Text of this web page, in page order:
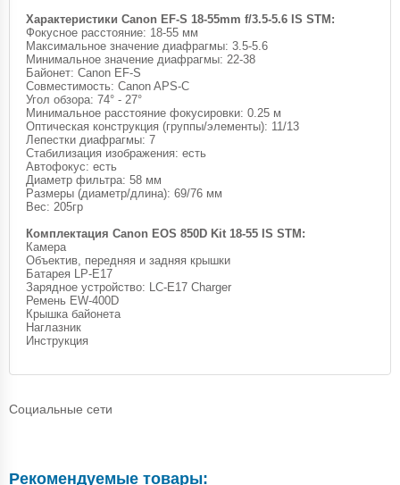
Характеристики Canon EF-S 18-55mm f/3.5-5.6 IS STM:
Фокусное расстояние: 18-55 мм
Максимальное значение диафрагмы: 3.5-5.6
Минимальное значение диафрагмы: 22-38
Байонет: Canon EF-S
Совместимость: Canon APS-C
Угол обзора: 74° - 27°
Минимальное расстояние фокусировки: 0.25 м
Оптическая конструкция (группы/элементы): 11/13
Лепестки диафрагмы: 7
Стабилизация изображения: есть
Автофокус: есть
Диаметр фильтра: 58 мм
Размеры (диаметр/длина): 69/76 мм
Вес: 205гр
Комплектация Canon EOS 850D Kit 18-55 IS STM:
Камера
Объектив, передняя и задняя крышки
Батарея LP-E17
Зарядное устройство: LC-E17 Charger
Ремень EW-400D
Крышка байонета
Наглазник
Инструкция
Социальные сети
Рекомендуемые товары: